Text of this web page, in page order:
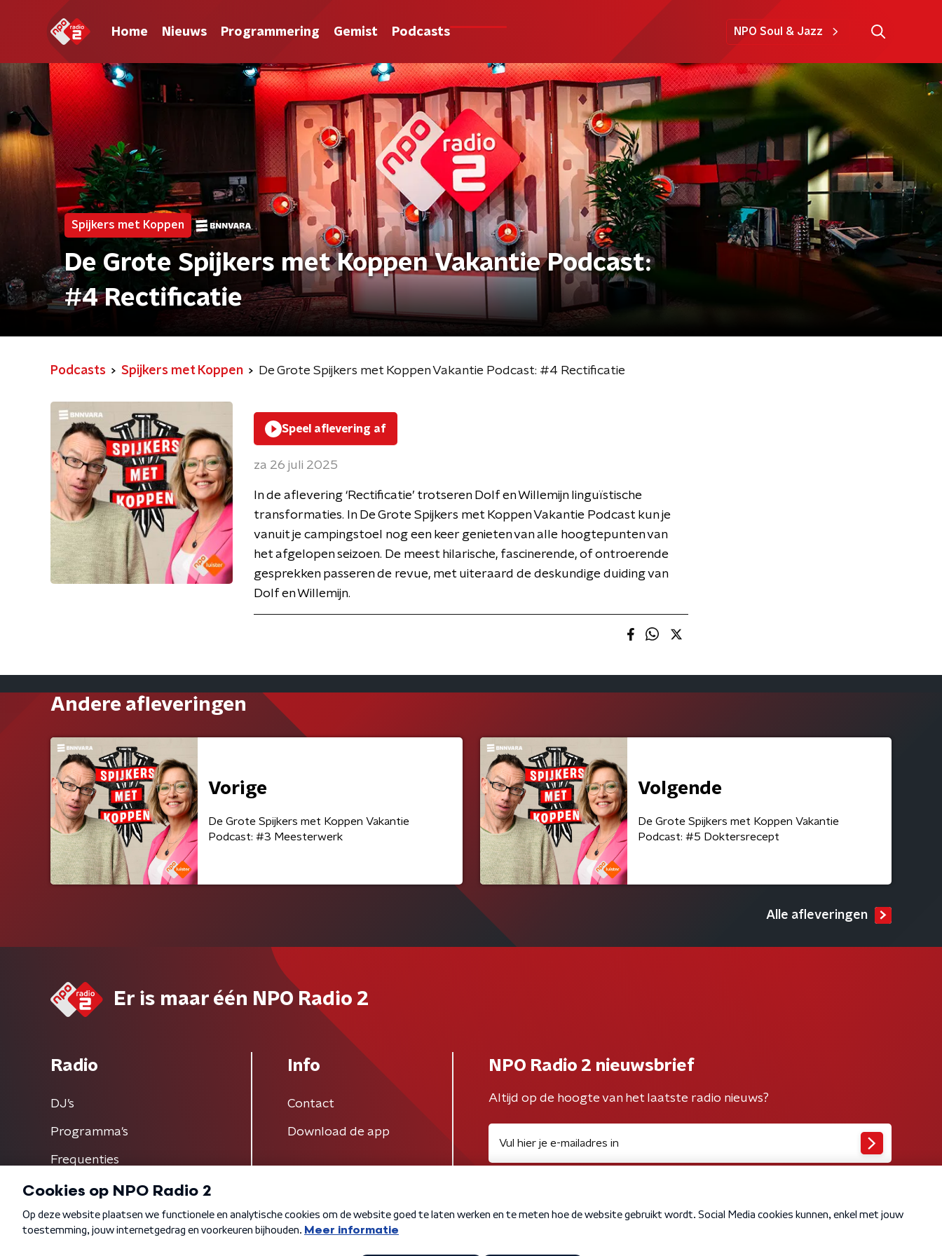
Home Nieuws Programmering Gemist Podcasts NPO Soul & Jazz
Spijkers met Koppen
De Grote Spijkers met Koppen Vakantie Podcast:
#4 Rectificatie
Podcasts Spijkers met Koppen De Grote Spijkers met Koppen Vakantie Podcast: #4 Rectificatie
Speel aflevering af
za 26 juli 2025
In de aflevering ‘Rectificatie’ trotseren Dolf en Willemijn linguïstische
transformaties. In De Grote Spijkers met Koppen Vakantie Podcast kun je
vanuit je campingstoel nog een keer genieten van alle hoogtepunten van
het afgelopen seizoen. De meest hilarische, fascinerende, of ontroerende
gesprekken passeren de revue, met uiteraard de deskundige duiding van
Dolf en Willemijn.
Andere afleveringen
Vorige
De Grote Spijkers met Koppen Vakantie
Podcast: #3 Meesterwerk
Volgende
De Grote Spijkers met Koppen Vakantie
Podcast: #5 Doktersrecept
Alle afleveringen
Er is maar één NPO Radio 2
Radio
DJ’s
Programma's
Frequenties
Info
Contact
Download de app
NPO Radio 2 nieuwsbrief
Altijd op de hoogte van het laatste radio nieuws?
Algemene voorwaarden Privacybeleid